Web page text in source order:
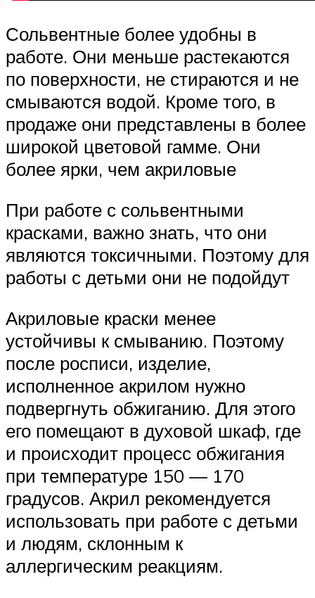
Сольвентные более удобны в
работе. Они меньше растекаются
по поверхности, не стираются и не
смываются водой. Кроме того, в
продаже они представлены в более
широкой цветовой гамме. Они
более ярки, чем акриловые
При работе с сольвентными
красками, важно знать, что они
являются токсичными. Поэтому для
работы с детьми они не подойдут
Акриловые краски менее
устойчивы к смыванию. Поэтому
после росписи, изделие,
исполненное акрилом нужно
подвергнуть обжиганию. Для этого
его помещают в духовой шкаф, где
и происходит процесс обжигания
при температуре 150 — 170
градусов. Акрил рекомендуется
использовать при работе с детьми
и людям, склонным к
аллергическим реакциям.